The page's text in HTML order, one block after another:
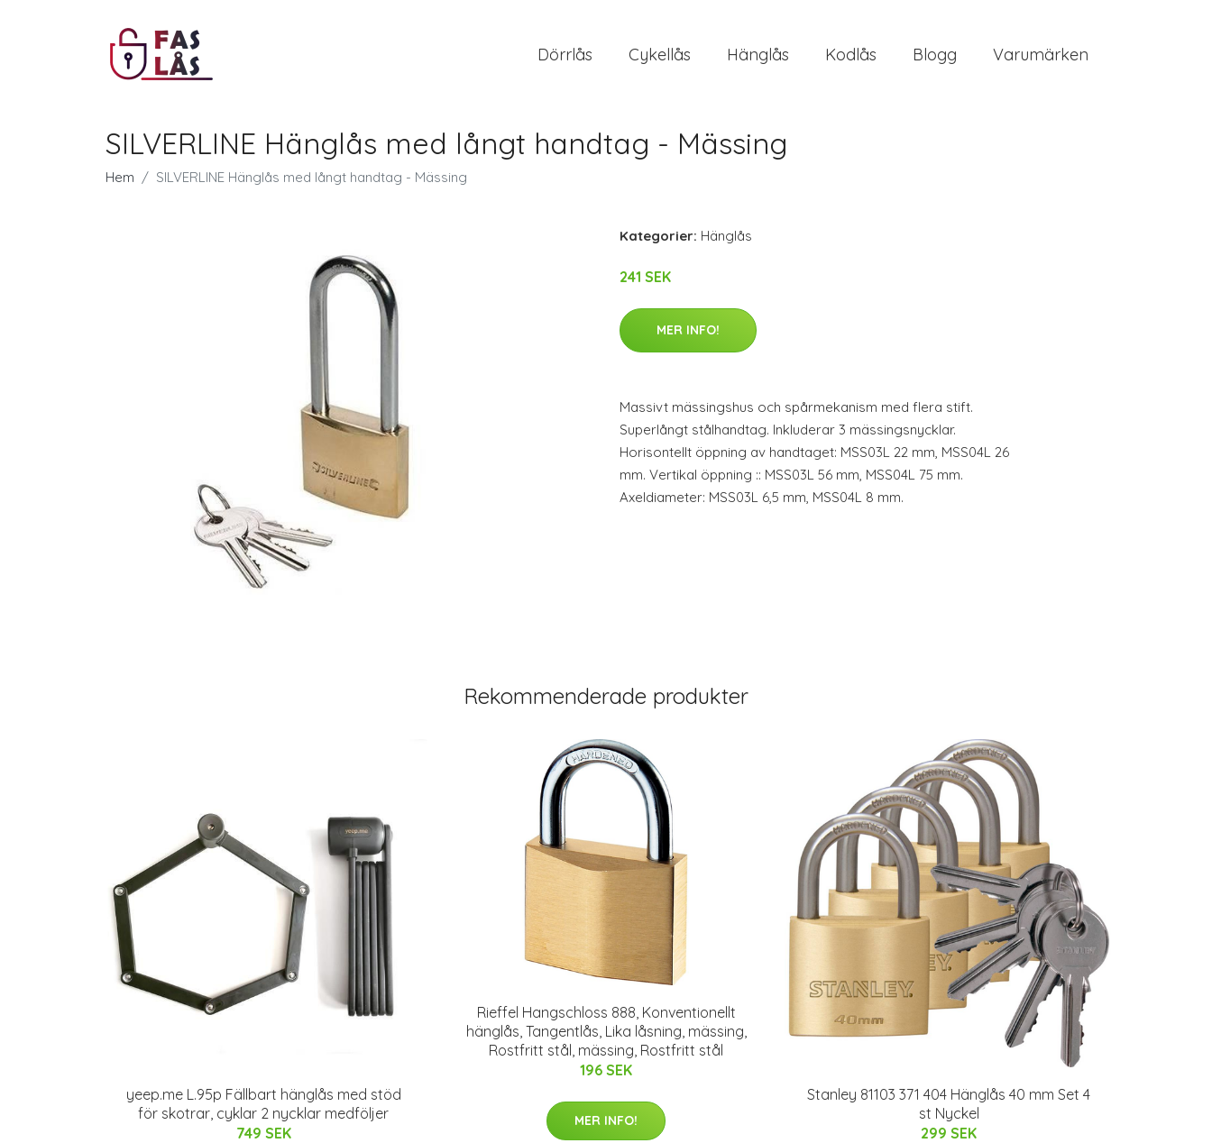
Dörrlås Cykellås Hänglås Kodlås Blogg Varumärken
SILVERLINE Hänglås med långt handtag - Mässing
Hem SILVERLINE Hänglås med långt handtag - Mässing
Kategorier: Hänglås
241 SEK
MER INFO!
Massivt mässingshus och spårmekanism med flera stift.
Superlångt stålhandtag. Inkluderar 3 mässingsnycklar.
Horisontellt öppning av handtaget: MSS03L 22 mm, MSS04L 26
mm. Vertikal öppning :: MSS03L 56 mm, MSS04L 75 mm.
Axeldiameter: MSS03L 6,5 mm, MSS04L 8 mm.
Rekommenderade produkter
yeep.me L.95p Fällbart hänglås med stöd
för skotrar, cyklar 2 nycklar medföljer
749 SEK
Rieffel Hangschloss 888, Konventionellt
hänglås, Tangentlås, Lika låsning, mässing,
Rostfritt stål, mässing, Rostfritt stål
196 SEK
MER INFO!
Stanley 81103 371 404 Hänglås 40 mm Set 4
st Nyckel
299 SEK